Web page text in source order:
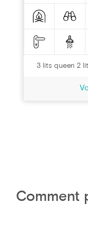
3 lits queen 2
Comment